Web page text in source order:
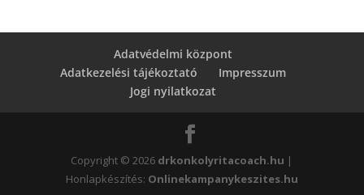
Adatvédelmi központ
Adatkezelési tájékoztató
Impresszum
Jogi nyilatkozat
Copyright © 2026 drkonkolyritacoach.hu |
Honlapkészítés: Onlinekampanykeszites.hu